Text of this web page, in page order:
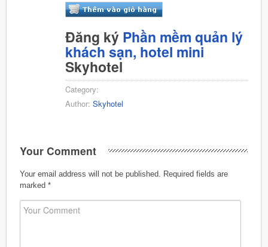
Đăng ký Phần mềm quản lý
khách sạn, hotel mini
Skyhotel
Category:
Author: Skyhotel
Your Comment
Your email address will not be published.
Required fields are
marked *